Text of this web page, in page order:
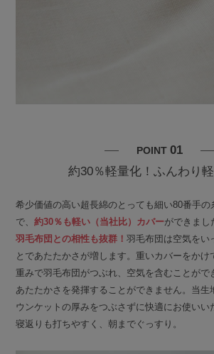
POINT 01
約30％軽量化！ふんわり
希少価値の高い超長綿のとっても細い80番手の
で、約30％も軽い（当社比）カバーができまし
羽毛布団との相性も抜群！羽毛布団は空気をい
とであたたかさが増します。重いカバーをかけ
重みで羽毛布団がつぶれ、空気を含むことがで
あたたかさを発揮することができません。当生
ウンケットの厚みをつぶさずに快適にお使いい
寝返りも打ちやすく、朝までぐっすり。